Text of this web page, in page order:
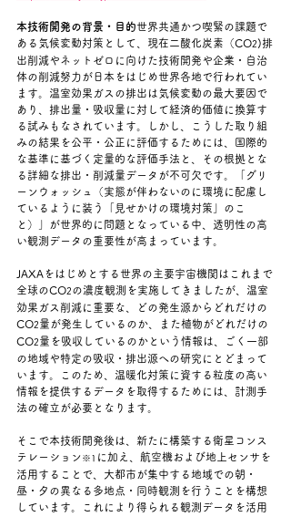
本技術開発の背景・目的世界共通かつ喫緊の課題で
ある気候変動対策として、現在二酸化炭素（CO2)排
出削減やネットゼロに向けた技術開発や企業・自治
体の削減努力が日本をはじめ世界各地で行われてい
ます。温室効果ガスの排出は気候変動の最大要因で
あり、排出量・吸収量に対して経済的価値に換算す
る試みもなされています。しかし、こうした取り組
みの結果を公平・公正に評価するためには、国際的
な基準に基づく定量的な評価手法と、その根拠とな
る詳細な排出・削減量データが不可欠です。「グリ
ーンウォッシュ（実態が伴わないのに環境に配慮し
ているように装う「見せかけの環境対策」のこ
と）」が世界的に問題となっている中、透明性の高
い観測データの重要性が高まっています。
JAXAをはじめとする世界の主要宇宙機関はこれまで
全球のCO2 の濃度観測を実施してきましたが、温室
効果ガス削減に重要な、どの発生源からどれだけの
CO2 量が発生しているのか、また植物がどれだけの
CO2 量を吸収しているのかという情報は、ごく一部
の地域や特定の吸収・排出源への研究にとどまって
います。このため、温暖化対策に資する粒度の高い
情報を提供するデータを取得するためには、計測手
法の確立が必要となります。
そこで本技術開発後は、新たに構築する衛星コンス
テレーション ※1 に加え、航空機および地上センサを
活用することで、大都市が集中する地域での朝・
昼・夕の異なる多地点・同時観測を行うことを構想
しています。これにより得られる観測データを活用